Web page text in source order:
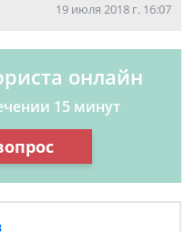
19 июля 2018 г. 16:07
онлайн
15 минут